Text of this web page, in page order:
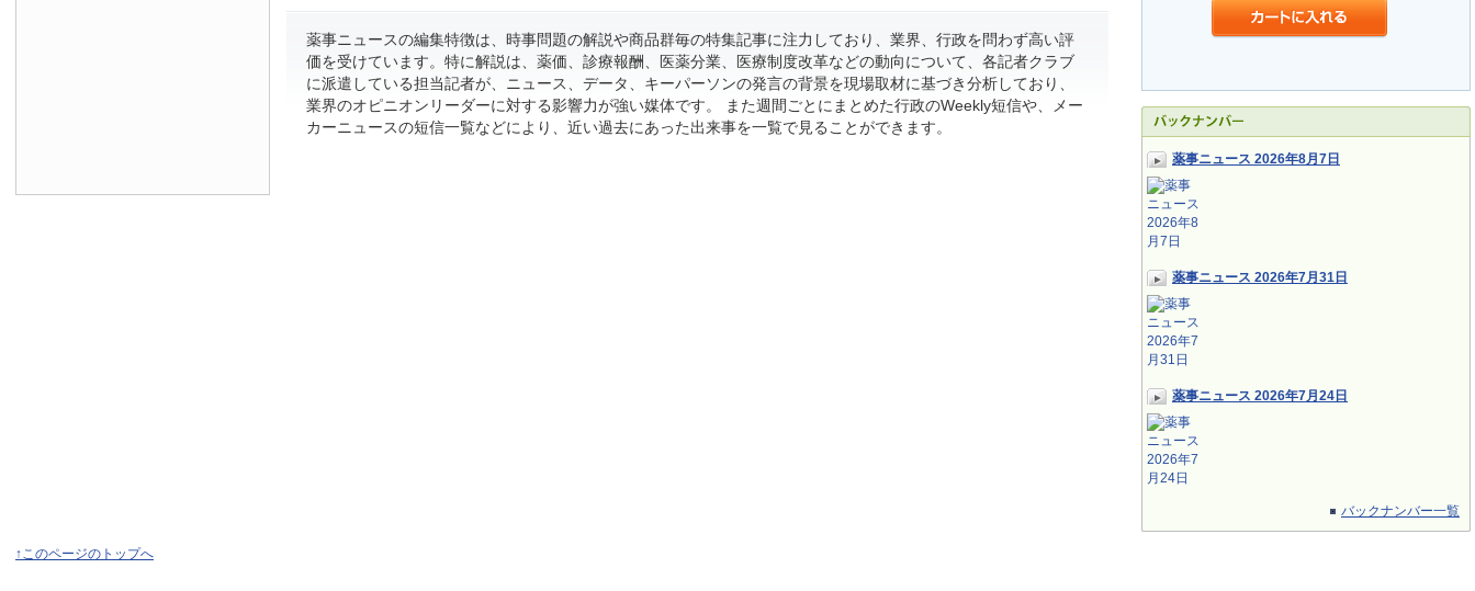
薬事ニュース 2026年8月7日
薬事ニュース 2026年7月31日
薬事ニュース 2026年7月24日
バックナンバー一覧
薬事ニュースの編集特徴は、時事問題の解説や商品群毎の特集記事に注力しており、業界、行政を問わず高い評
価を受けています。特に解説は、薬価、診療報酬、医薬分業、医療制度改革などの動向について、各記者クラブ
に派遣している担当記者が、ニュース、データ、キーパーソンの発言の背景を現場取材に基づき分析しており、
業界のオピニオンリーダーに対する影響力が強い媒体です。 また週間ごとにまとめた行政のWeekly短信や、メー
カーニュースの短信一覧などにより、近い過去にあった出来事を一覧で見ることができます。
↑このページのトップへ